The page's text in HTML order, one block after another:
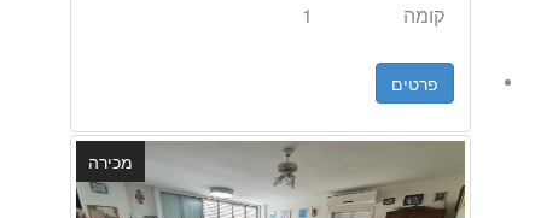
קומה
1
פרטים
מכירה